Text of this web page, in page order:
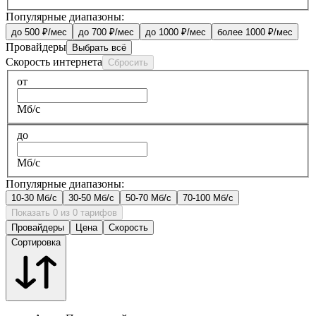
Популярные диапазоны:
до 500 ₽/мес до 700 ₽/мес до 1000 ₽/мес более 1000 ₽/мес
Провайдеры Выбрать всё
Скорость интернета Сбросить
от
Мб/с
до
Мб/с
Популярные диапазоны:
10-30 Мб/с 30-50 Мб/с 50-70 Мб/с
70-100 Мб/с
Показать 0 из 0 тарифов
Провайдеры
Цена
Скорость
Сортировка